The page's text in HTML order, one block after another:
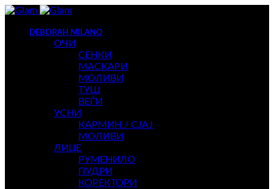
DEBORAH MILANO
ОЧИ
СЕНКИ
МАСКАРИ
МОЛИВИ
ТУШ
ВЕЃИ
УСНИ
КАРМИН / СЈАЈ
МОЛИВИ
ЛИЦЕ
РУМЕНИЛО
ПУДРИ
КОРЕКТОРИ